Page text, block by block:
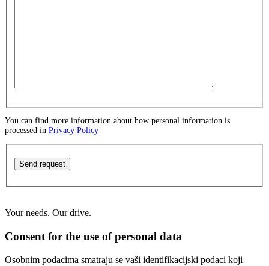
You can find more information about how personal information is
processed in Privacy Policy
Send request
Your needs. Our drive.
Consent for the use of personal data
Osobnim podacima smatraju se vaši identifikacijski podaci koji